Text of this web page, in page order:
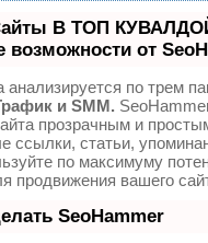
В ТОП
возможности от
по трем
и SMM.
прозрачным и
ссылки, статьи,
по максимуму
продвижения вашего
SeoHammer